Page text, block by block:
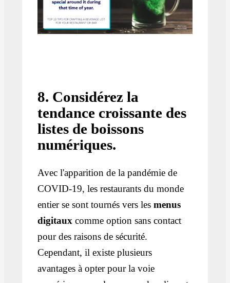
8. Considérez la
tendance croissante des
listes de boissons
numériques.
Avec l'apparition de la pandémie de
COVID-19, les restaurants du monde
entier se sont tournés vers lesmenus
digitaux comme option sans contact
pour des raisons de sécurité.
Cependant, il existe plusieurs
avantages à opter pour la voie